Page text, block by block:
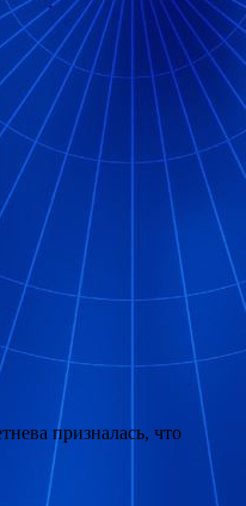
призналась, что